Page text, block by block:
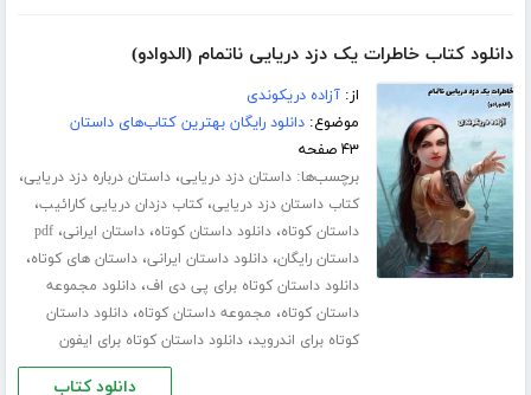
دانلود کتاب خاطرات یک دزد دریایی ناتمام (الدوادو)
از:آزاده دریکوندی
موضوع:دانلود رایگان بهترین کتاب‌های داستان
۴۳ صفحه
برچسب‌ها:داستان دزد دریایی،داستان درباره دزد دریایی،
کتاب داستان دزد دریایی،کتاب دزدان دریایی کارائیب،
داستان کوتاه،دانلود داستان کوتاه،داستان ایرانی،pdf
داستان رایگان،دانلود داستان ایرانی،داستان های کوتاه،
دانلود داستان کوتاه برای پی دی اف،دانلود مجموعه
داستان کوتاه، مجموعه داستان کوتاه،دانلود داستان
کوتاه برای اندروید،دانلود داستان کوتاه برای ایفون
دانلود کتاب